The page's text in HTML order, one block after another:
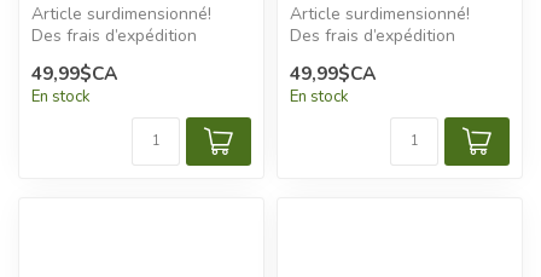
Article surdimensionné!
Des frais d’expédition
appliqués.
49,99$CA
En stock
Article surdimensionné!
Des frais d’expédition
appliqués.
49,99$CA
En stock